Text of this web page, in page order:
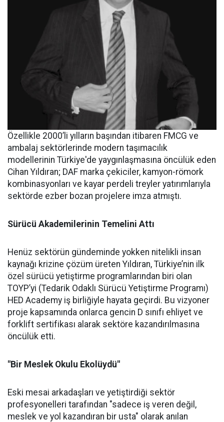
Özellikle 2000’li yılların başından itibaren FMCG ve
ambalaj sektörlerinde modern taşımacılık
modellerinin Türkiye'de yaygınlaşmasına öncülük eden
Cihan Yıldıran; DAF marka çekiciler, kamyon-römork
kombinasyonları ve kayar perdeli treyler yatırımlarıyla
sektörde ezber bozan projelere imza atmıştı.
Sürücü Akademilerinin Temelini Attı
Henüz sektörün gündeminde yokken nitelikli insan
kaynağı krizine çözüm üreten Yıldıran, Türkiye’nin ilk
özel sürücü yetiştirme programlarından biri olan
TOYP’yi (Tedarik Odaklı Sürücü Yetiştirme Programı)
HED Academy iş birliğiyle hayata geçirdi. Bu vizyoner
proje kapsamında onlarca gencin D sınıfı ehliyet ve
forklift sertifikası alarak sektöre kazandırılmasına
öncülük etti.
"Bir Meslek Okulu Ekolüydü"
Eski mesai arkadaşları ve yetiştirdiği sektör
profesyonelleri tarafından "sadece iş veren değil,
meslek ve yol kazandıran bir usta" olarak anılan